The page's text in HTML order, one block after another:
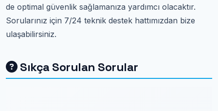
de optimal güvenlik sağlamanıza yardımcı olacaktır.
Sorularınız için 7/24 teknik destek hattımızdan bize
ulaşabilirsiniz.
Sıkça Sorulan Sorular